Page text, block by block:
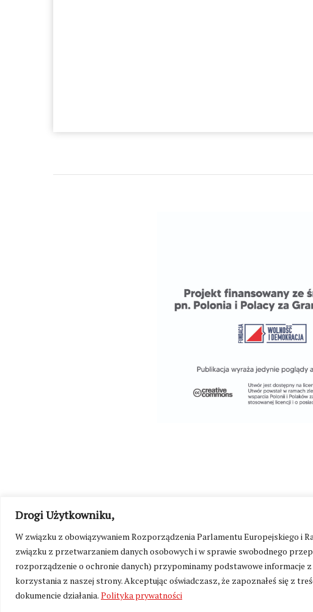
Drogi Użytkowniku,
W związku z obowiązywaniem Rozporządzenia Parlamentu Europejskiego i
związku z przetwarzaniem danych osobowych i w sprawie swobodnego
rozporządzenie o ochronie danych) przypominamy podstawowe informacje
korzystania z naszej strony. Akceptując oświadczasz, że zapoznałeś się z
dokumencie działania. Polityka prywatności
©Kresy24.pl2026. Wszelkie Prawa Zastrzeżone.